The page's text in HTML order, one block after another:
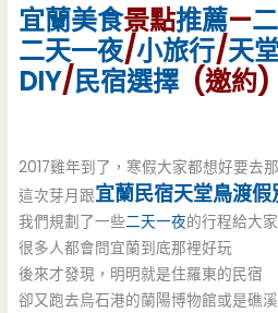
宜蘭美食景點推薦—
二天一夜/小旅行/天
DIY/民宿選擇 (邀約)
2017雞年到了，寒假大家都想好要去
這次芽月跟宜蘭民宿天堂鳥渡假
我們規劃了一些二天一夜的行程給大家
很多人都會問宜蘭到底那裡好玩
後來才發現，明明就是住羅東的民宿
卻又跑去烏石港的蘭陽博物館或是礁